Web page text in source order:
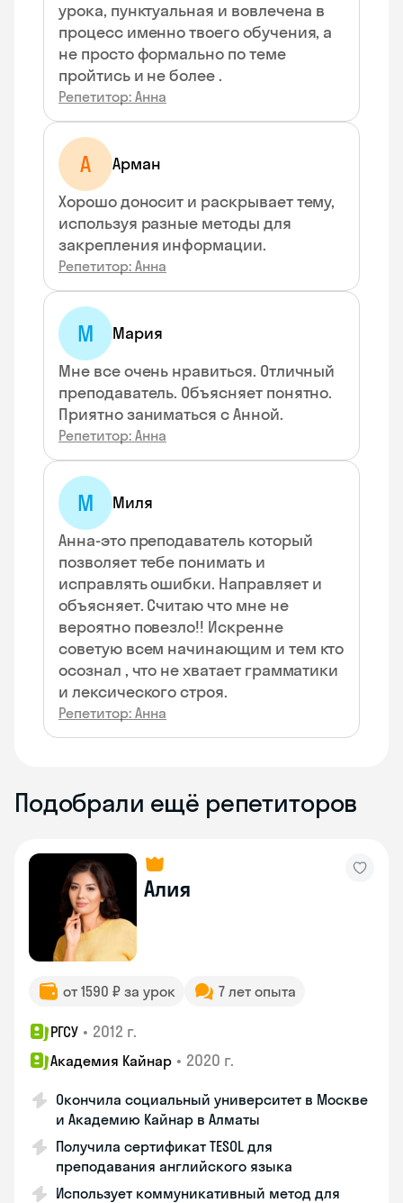
урока, пунктуальная и вовлечена в
процесс именно твоего обучения, а
не просто формально по теме
пройтись и не более .
Репетитор: Анна
А
Арман
Хорошо доносит и раскрывает тему,
используя разные методы для
закрепления информации.
Репетитор: Анна
М
Мария
Мне все очень нравиться. Отличный
преподаватель. Объясняет понятно.
Приятно заниматься с Анной.
Репетитор: Анна
М
Миля
Анна-это преподаватель который
позволяет тебе понимать и
исправлять ошибки. Направляет и
объясняет. Считаю что мне не
вероятно повезло!! Искренне
советую всем начинающим и тем кто
осознал , что не хватает грамматики
и лексического строя.
Репетитор: Анна
Подобрали ещё репетиторов
Алия
от 1590 ₽ за урок 7 лет опыта
РГСУ • 2012 г.
Академия Кайнар • 2020 г.
Окончила социальный университет в Москве
и Академию Кайнар в Алматы
Получила сертификат TESOL для
преподавания английского языка
Использует коммуникативный метод для